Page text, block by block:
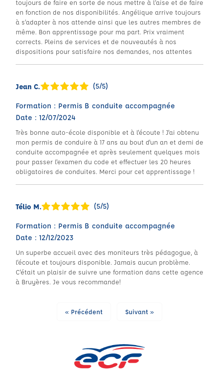
toujours de faire en sorte de nous mettre à l’aise et de faire
en fonction de nos disponibilités. Angélique arrive toujours
à s’adapter à nos attende ainsi que les autres membres de
même. Bon apprentissage pour ma part. Prix vraiment
corrects. Pleins de services et de nouveautés à nos
dispositions pour satisfaire nos demandes, nos attentes
Jean C. (5/5)
Formation : Permis B conduite accompagnée
Date : 12/07/2024
Très bonne auto-école disponible et à l'écoute ! J'ai obtenu
mon permis de conduire à 17 ans au bout d'un an et demi de
conduite accompagnée et après seulement quelques mois
pour passer l'examen du code et effectuer les 20 heures
obligatoires de conduites. Merci pour cet apprentissage !
Télio M. (5/5)
Formation : Permis B conduite accompagnée
Date : 12/12/2023
Un superbe accueil avec des moniteurs très pédagogue, à
l'écoute et toujours disponible. Jamais aucun problème.
C'était un plaisir de suivre une formation dans cette agence
à Bruyères. Je vous recommande!
« Précédent Suivant »